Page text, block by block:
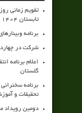
تقویم زمانی
تابستان 1404
برنامه
شرکت در
اعلام برنامه
گلستان
تحقیقات و
دومین رویداد